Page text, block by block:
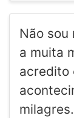
Não sou
a muita
acredito
milagres.